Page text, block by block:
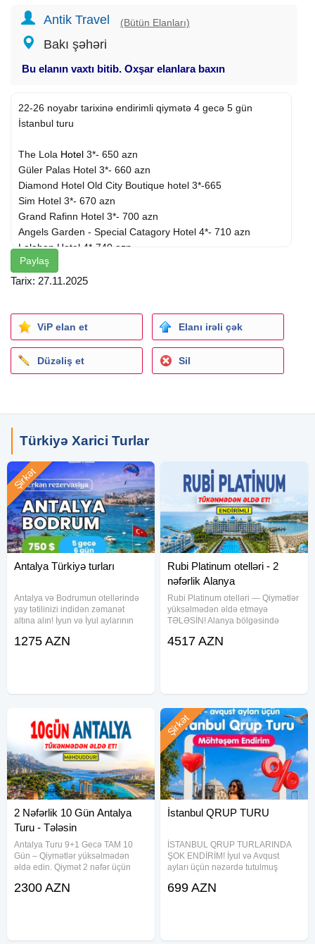
Antik Travel (Bütün Elanları)
Bakı şəhəri
Bu elanın vaxtı bitib. Oxşar elanlara baxın
22-26 noyabr tarixinə endirimli qiymətə 4 gecə 5 gün
İstanbul turu
The Lola Hotel 3*- 650 azn
Güler Palas Hotel 3*- 660 azn
Diamond Hotel Old City Boutique hotel 3*-665
Sim Hotel 3*- 670 azn
Grand Rafinn Hotel 3*- 700 azn
Angels Garden - Special Catagory Hotel 4*- 710 azn
Lalahan Hotel 4*-740 azn
Grand Durmaz Hotel 4*- 740 azn
Amber IstanbulHotel 4*- 770 azn
Qiymətə daxildir.
Aviabilet
Qidalanma səhər yeməyi
Qiymət 2 nəfərlik otaqda 1 nəfər üçün hesablanmisdir.
Paylaş
Tarix: 27.11.2025
ViP elan et Elanı irəli çək
Düzəliş et Sil
Türkiyə Xarici Turlar
Antalya Türkiyə turları
Antalya və Bodrumun otellərində
yay tətilinizi indidən zəmanət
altına alın! İyun və İyul aylarının
lüks istirahətlə, Crystal-dan Rixos-
Şirkət
1275 AZN
Rubi Platinum otelləri - 2
nəfərlik Alanya
Rubi Platinum otelləri — Qiymətlər
yüksəlmədən əldə etməyə
TƏLƏSİN! Alanya bölgəsində
keyfiyyət balansı ilə seçilən otel
4517 AZN
2 Nəfərlik 10 Gün Antalya
Turu - Tələsin
Antalya Turu 9+1 Gecə TAM 10
Gün – Qiymətlər yüksəlmədən
əldə edin. Qiymət 2 nəfər üçün
GÜN 1349 USD-dan başlayır və
2300 AZN
İstanbul QRUP TURU
İSTANBUL QRUP TURLARINDA
ŞOK ENDİRİM! İyul və Avqust
ayları üçün nəzərdə tutulmuş
olundu! Qiymətə daxildir Gediş-
Şirkət
699 AZN